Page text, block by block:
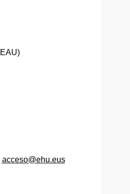
acceso@ehu.eus